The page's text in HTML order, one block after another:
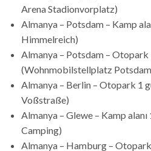
Arena Stadionvorplatz)
Almanya – Potsdam – Kamp
Himmelreich)
Almanya – Potsdam – Otopark
(Wohnmobilstellplatz
Almanya – Berlin – Otopark 1
Voßstraße)
Almanya – Glewe – Kamp
Camping)
Almanya – Hamburg –